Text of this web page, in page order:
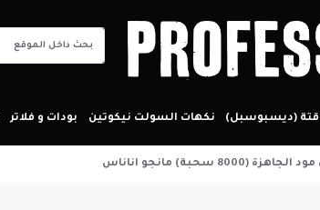
(ديسبوسبل) نكهات السولت نيكوتين بودات و فلاتر
سحبة) مانجو اناناس